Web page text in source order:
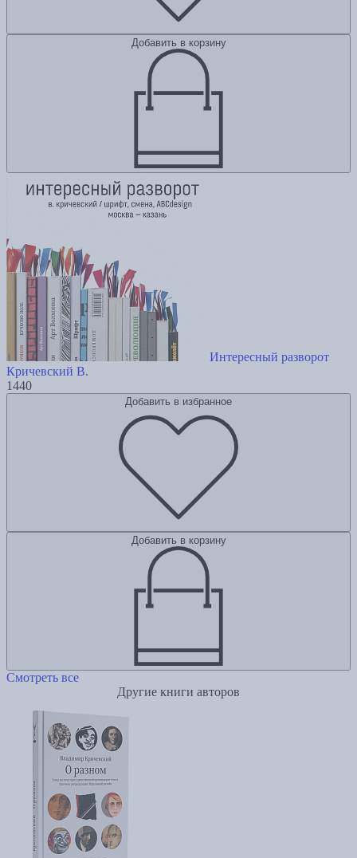
Добавить в корзину
Интересный разворот
Кричевский В.
1440
Добавить в избранное
Добавить в корзину
Смотреть все
Другие книги авторов